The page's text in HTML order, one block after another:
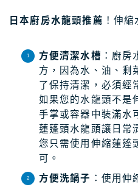
日本廚房水龍頭推薦 ！伸
方便清潔水槽 ：廚房
方，因為水、油、剩
了保持清潔，必須經
如果您的水龍頭不是
手掌或容器中裝滿水
蓮蓬頭水龍頭讓日常
您只需使用伸縮蓮蓬
可。
方便洗鍋子 ：使用伸